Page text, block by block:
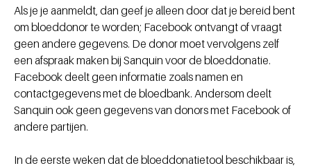
Als je je aanmeldt, dan geef je alleen door dat je bereid bent
om bloeddonor te worden; Facebook ontvangt of vraagt
geen andere gegevens. De donor moet vervolgens zelf
een afspraak maken bij Sanquin voor de bloeddonatie.
Facebook deelt geen informatie zoals namen en
contactgegevens met de bloedbank. Andersom deelt
Sanquin ook geen gegevens van donors met Facebook of
andere partijen.
In de eerste weken dat de bloeddonatietool beschikbaar is,